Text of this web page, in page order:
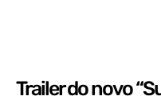
Trailer do novo